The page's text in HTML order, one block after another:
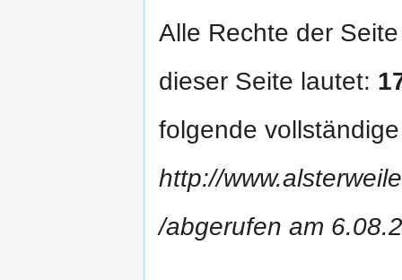
Alle Rechte der
dieser Seite lautet:
folgende
http://
/abgerufen am